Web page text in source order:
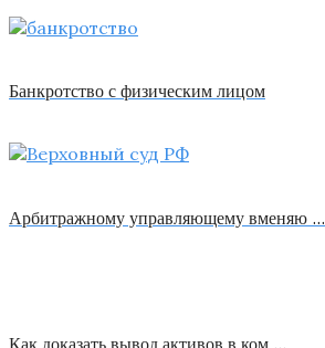
Банкротство с физическим лицом
Арбитражному управляющему вменяю …